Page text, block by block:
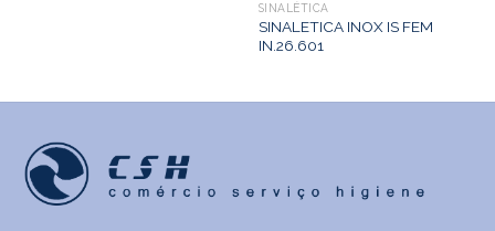
SINALÉTICA
SINALETICA INOX IS FEM
IN.26.601